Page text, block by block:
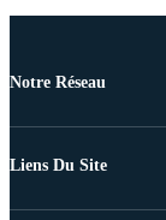
Notre Réseau
Liens Du Site